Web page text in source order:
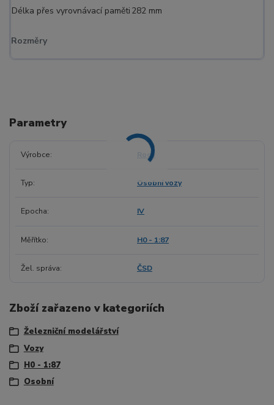
Rozměry
Délka přes vyrovnávací paměti 282 mm
Parametry
Výrobce Roco
Typ Osobní vozy
Epocha IV
Měřítko H0 - 1:87
Žel. správa ČSD
Zboží zařazeno v kategoriích
Železniční modelářství
Vozy
H0 - 1:87
Osobní